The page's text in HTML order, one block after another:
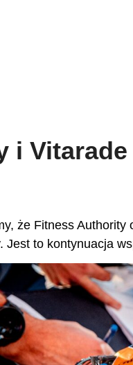
Vitarade
że Fitness
Jest to kontynuacja